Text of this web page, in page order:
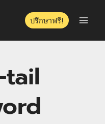
ปรึกษาฟรี!